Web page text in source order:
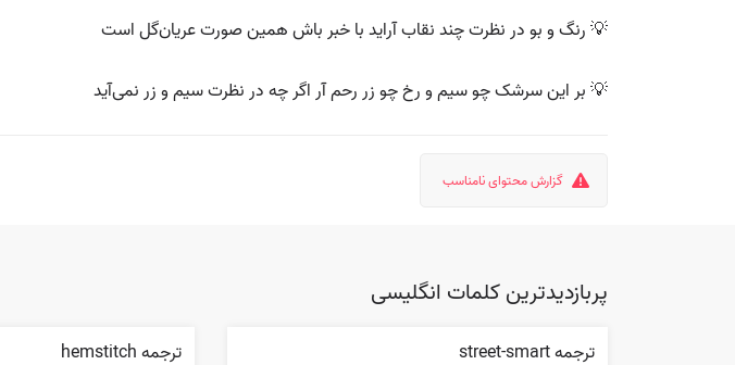
💡 رنگ و بو در نظرت چند نقاب آراید با خبر باش همین صورت عریان‌گل است
💡 بر این سرشک چو سیم و رخ چو زر رحم آر اگر چه در نظرت سیم و زر نمی‌آید
گزارش محتوای نامناسب
پربازدیدترین کلمات انگلیسی
ترجمه street-smart ترجمه hemstitch